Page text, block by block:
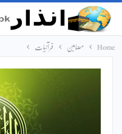
Home مضامین قرآنیات